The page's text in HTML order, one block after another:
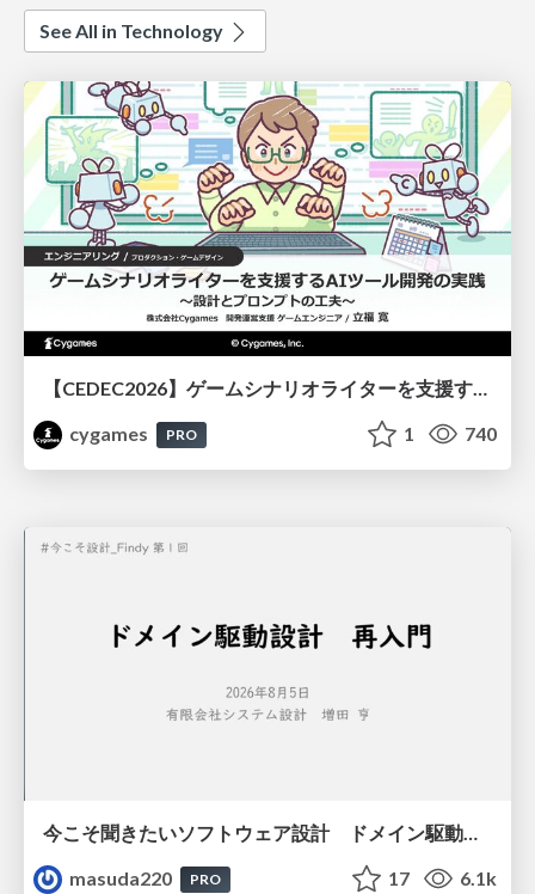
See All in Technology
cygames
PRO 1 740
今こそ聞きたいソフトウェア設計 ドメイン駆動設計再入門
masuda220
PRO 17 6.1k